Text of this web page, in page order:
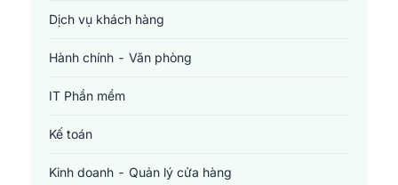
Dịch vụ khách hàng
Hành chính - Văn phòng
IT Phần mềm
Kế toán
Kinh doanh - Quản lý cửa hàng